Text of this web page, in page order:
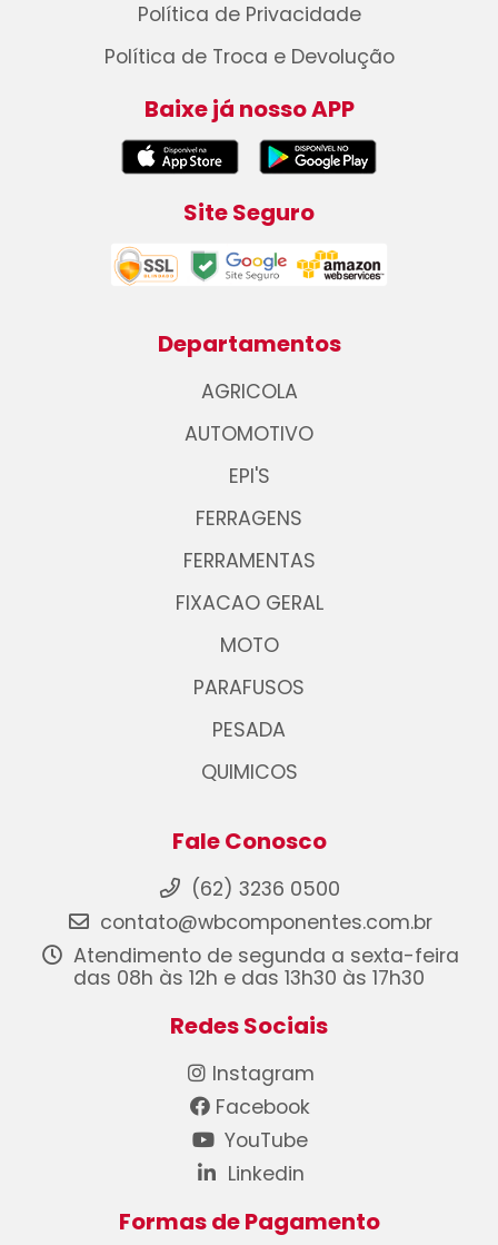
Política de Privacidade
Política de Troca e Devolução
Baixe já nosso APP
Site Seguro
Departamentos
AGRICOLA
AUTOMOTIVO
EPI'S
FERRAGENS
FERRAMENTAS
FIXACAO GERAL
MOTO
PARAFUSOS
PESADA
QUIMICOS
Fale Conosco
(62) 3236 0500
contato@wbcomponentes.com.br
Atendimento de segunda a sexta-feira
das 08h às 12h e das 13h30 às 17h30
Redes Sociais
Instagram
Facebook
YouTube
Linkedin
Formas de Pagamento